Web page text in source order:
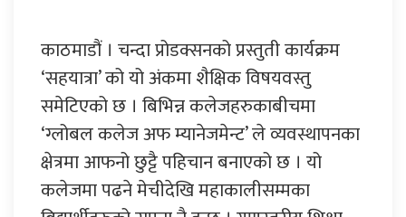
काठमाडौं । चन्दा प्रोडक्सनको प्रस्तुती कार्यक्रम
‘सहयात्रा’ को यो अंकमा शैक्षिक विषयवस्तु
समेटिएको छ । बिभिन्न कलेजहरुकाबीचमा
‘ग्लोबल कलेज अफ म्यानेजमेन्ट’ ले व्यवस्थापनका
क्षेत्रमा आफनो छुट्टै पहिचान बनाएको छ । यो
कलेजमा पढने मेचीदेखि महाकालीसम्मका